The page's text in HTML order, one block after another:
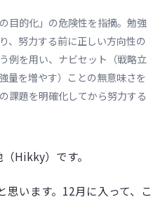
目的化」の危険性を指摘。勉強
、努力する前に正しい方向性の
例を用い、ナビセット（戦略立
量を増やす）ことの無意味さを
課題を明確化してから努力する
Hikky）です。
います。12月に入って、こ